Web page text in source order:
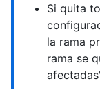
Si quita
la rama
rama se